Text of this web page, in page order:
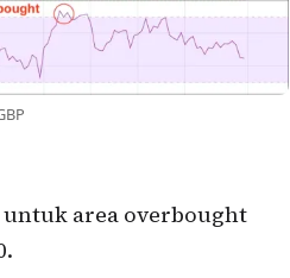
untuk area overbought